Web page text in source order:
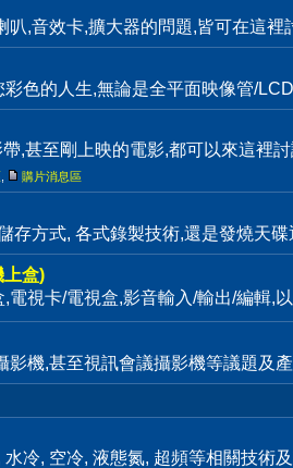
叭,音效卡,擴大器的問題,皆可在這
色的人生,無論是全平面映像管/
,甚至剛上映的電影,都可以來這裡
購片消息區
存方式, 各式錄製技術,還是發燒天
上盒)
電視卡/電視盒,影音輸入/輸出/編輯,
影機,甚至視訊會議攝影機等議題及
冷, 空冷, 液態氮, 超頻等相關技術